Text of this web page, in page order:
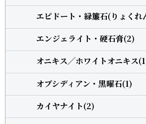
エピドート・緑簾石(りょくれ
エンジェライト・硬石膏(2)
オニキス╱ホワイトオニキス
オブシディアン・黒曜石(1)
カイヤナイト(2)